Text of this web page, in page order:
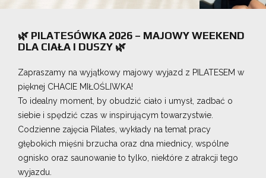
🌿 PILATESÓWKA 2026 – MAJOWY WEEKEND
DLA CIAŁA I DUSZY 🌿
Zapraszamy na wyjątkowy majowy wyjazd z PILATESEM w
pięknej CHACIE MIŁOŚLIWKA!
To idealny moment, by obudzić ciało i umysł, zadbać o
siebie i spędzić czas w inspirującym towarzystwie.
Codzienne zajęcia Pilates, wykłady na temat pracy
głębokich mięśni brzucha oraz dna miednicy, wspólne
ognisko oraz saunowanie to tylko, niektóre z atrakcji tego
wyjazdu.